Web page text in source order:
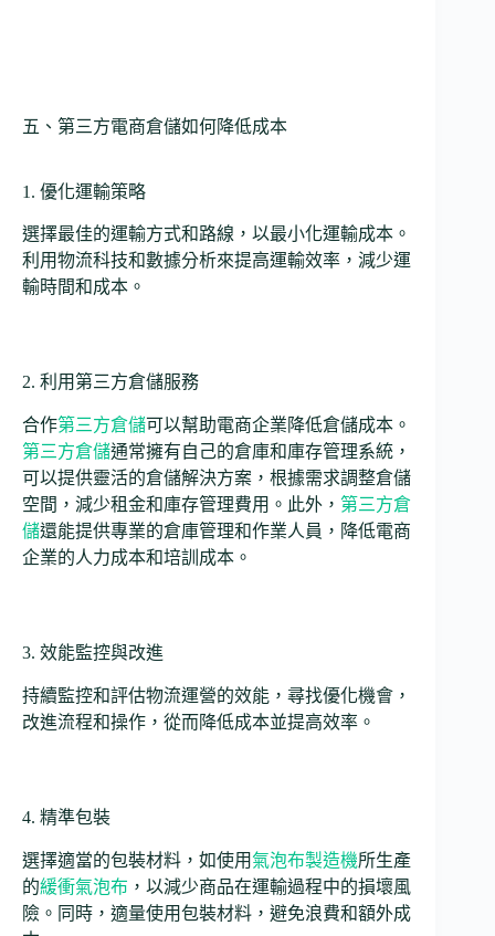
五、第三方電商倉儲如何降低成本
1. 優化運輸策略
選擇最佳的運輸方式和路線，以最小化運輸成本。
利用物流科技和數據分析來提高運輸效率，減少運
輸時間和成本。
2. 利用第三方倉儲服務
合作第三方倉儲可以幫助電商企業降低倉儲成本。
第三方倉儲通常擁有自己的倉庫和庫存管理系統，
可以提供靈活的倉儲解決方案，根據需求調整倉儲
空間，減少租金和庫存管理費用。此外， 第三方倉
儲還能提供專業的倉庫管理和作業人員，降低電商
企業的人力成本和培訓成本。
3. 效能監控與改進
持續監控和評估物流運營的效能，尋找優化機會，
改進流程和操作，從而降低成本並提高效率。
4. 精準包裝
選擇適當的包裝材料，如使用氣泡布製造機所生產
的緩衝氣泡布 ，以減少商品在運輸過程中的損壞風
險。同時，適量使用包裝材料，避免浪費和額外成